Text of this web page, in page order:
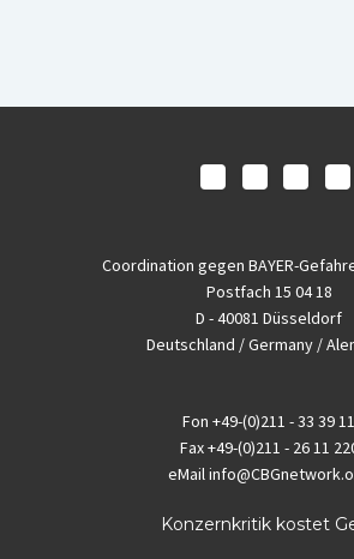
Coordination gegen BAYER-
Postfach 15 04 18
D - 40081 Düsseldorf
Deutschland / Germany /
Fon +49-(0)211 - 33 39 11
Fax+49-(0)211 - 26 11
eMail
Konzernkritik kostet